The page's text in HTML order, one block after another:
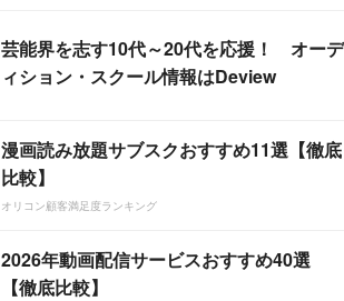
芸能界を志す10代～20代を応援！ オーデ
ィション・スクール情報はDeview
漫画読み放題サブスクおすすめ11選【徹底
比較】
オリコン顧客満足度ランキング
2026年動画配信サービスおすすめ40選
【徹底比較】